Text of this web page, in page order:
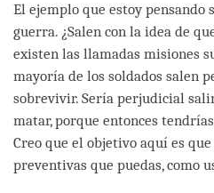
El ejemplo que estoy pensando
guerra. ¿Salen con la idea de
existen las llamadas misiones
mayoría de los soldados salen
sobrevivir. Sería perjudicial
matar, porque entonces
Creo que el objetivo aquí es
preventivas que puedas, como